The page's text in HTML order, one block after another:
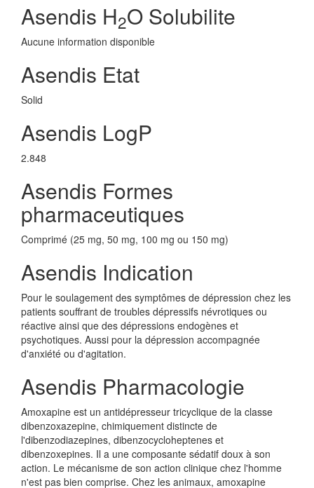
Asendis H2O Solubilite
Aucune information disponible
Asendis Etat
Solid
Asendis LogP
2.848
Asendis Formes
pharmaceutiques
Comprimé (25 mg, 50 mg, 100 mg ou 150 mg)
Asendis Indication
Pour le soulagement des symptômes de dépression chez les
patients souffrant de troubles dépressifs névrotiques ou
réactive ainsi que des dépressions endogènes et
psychotiques. Aussi pour la dépression accompagnée
d'anxiété ou d'agitation.
Asendis Pharmacologie
Amoxapine est un antidépresseur tricyclique de la classe
dibenzoxazepine, chimiquement distincte de
l'dibenzodiazepines, dibenzocycloheptenes et
dibenzoxepines. Il a une composante sédatif doux à son
action. Le mécanisme de son action clinique chez l'homme
n'est pas bien comprise. Chez les animaux, amoxapine